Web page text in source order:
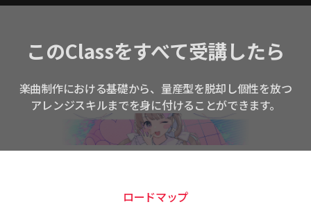
このClassをすべて受講したら
楽曲制作における基礎から、量産型を脱却し個性を放つ
アレンジスキルまでを身に付けることができます。
ロードマップ